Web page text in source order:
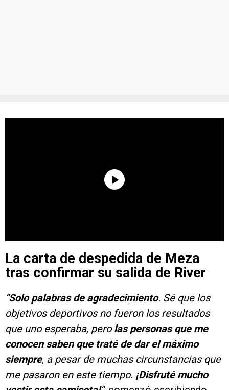
La carta de despedida de Meza
tras confirmar su salida de River
“Solo palabras de agradecimiento. Sé que los
objetivos deportivos no fueron los resultados
que uno esperaba, pero las personas que me
conocen saben que traté de dar el máximo
siempre, a pesar de muchas circunstancias que
me pasaron en este tiempo. ¡Disfruté mucho